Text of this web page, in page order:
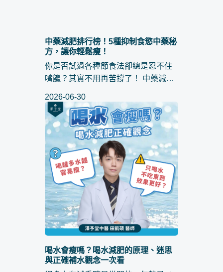
中藥減肥排行榜！5種抑制食慾中藥秘
方，讓你輕鬆瘦！
你是否試過各種節食法卻總是忍不住
嘴饞？其實不用再苦撐了！ 中藥減肥
達到持久瘦身效果。尤其有些 抑制食
慾中藥 成分，幫助控制食慾、提升代
謝，讓你在不挨餓的情...
2026-06-30
喝水會瘦嗎？喝水減肥的原理、迷思
與正確補水觀念一次看